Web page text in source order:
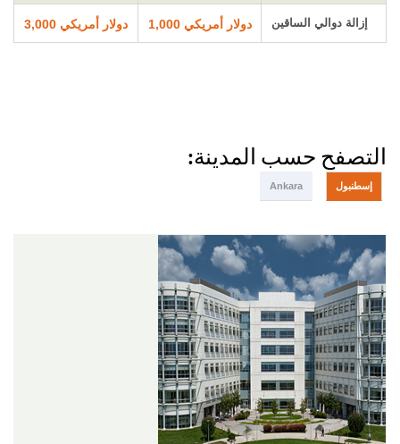
إزالة دوالي الساقين دولار أمريكي 1,000 دولار أمريكي 3,000
التصفح حسب المدينة:
إسطنبول Ankara